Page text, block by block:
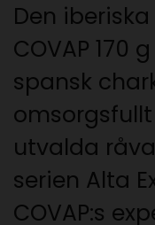
Den
COVAP 170
spansk
utvalda
serien Alta
COVAP:s